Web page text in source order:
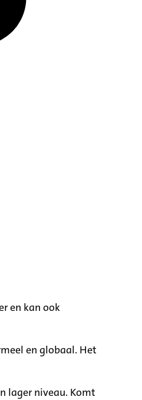
en kan ook
en globaal. Het
lager niveau. Komt